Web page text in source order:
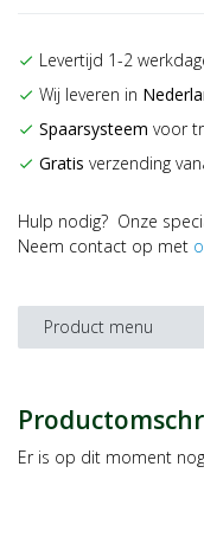
check Levertijd 1-2
check Wij leveren in
check Spaarsysteem voor
check Gratis verzending
Hulp nodig? Onze
Neem contact op met
Product menu
Er is op dit moment